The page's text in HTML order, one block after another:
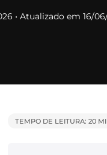
• Atualizado em 16/
TEMPO DE LEITURA: 20